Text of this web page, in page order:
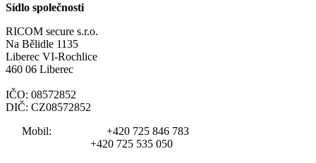
Sídlo společnosti
RICOM secure s.r.o.
Na Bělidle 1135
Liberec VI-Rochlice
460 06 Liberec
IČO: 08572852
DIČ: CZ08572852
Mobil:
+420 725 846 783
+420 725 535 050